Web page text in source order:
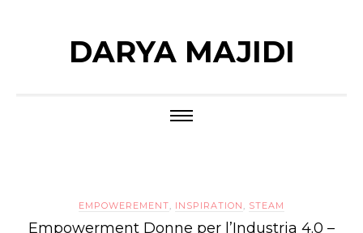
DARYA MAJIDI
EMPOWEREMENT, INSPIRATION , STEAM
Empowerment Donne per l’Industria 4.0 –